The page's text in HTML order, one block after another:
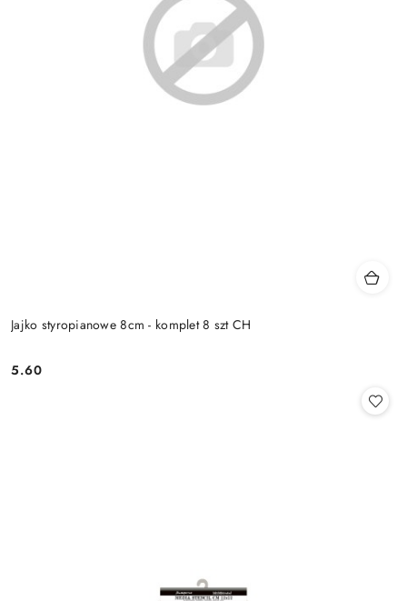
Jajko styropianowe 8cm - komplet 8 szt CH
Cena:
5.60